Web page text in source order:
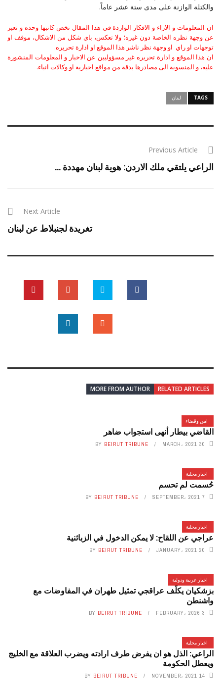
والكتلة الوازنة على مدى ستة عشر عاماً.
ان المعلومات و الاراء و الافكار الواردة في هذا المقال تخص كاتبها وحده و تعبر
عن وجهة نظره الخاصة دون غيره؛ ولا تعكس، باي شكل من الاشكال، موقف او
توجهات او راي او وجهة نظر ناشر هذا الموقع او ادارة تحريره.
ان هذا الموقع و ادارة تحريره غير مسؤوليين عن الاخبار و المعلومات المنشورة
عليه، و المنسوبة الى مصادرها بدقة من مواقع اخبارية او وكالات انباء.
TAGS لبنان
Previous Article
الراعي يلتقي ملك الاردن: هوية لبنان مهددة ...
Next Article
تغريدة لجنبلاط عن لبنان
RELATED ARTICLES
MORE FROM AUTHOR
امن وقضاء
القاضي بيطار أنهى استجواب ضاهر
30 MARCH، 2021 BY BEIRUT TRIBUNE
اخبار محلية
حُسمت لم تحسم
7 SEPTEMBER، 2021 BY BEIRUT TRIBUNE
اخبار محلية
عراجي عن اللقاح: لا يمكن الدخول في الزبائنية
20 JANUARY، 2021 BY BEIRUT TRIBUNE
اخبار عربية ودولية
بزشكيان يكلّف عراقجي تمثيل طهران في المفاوضات مع
واشنطن
3 FEBRUARY، 2026 BY BEIRUT TRIBUNE
اخبار محلية
الراعي: الذل هو ان يفرض طرف ارادته ويضرب العلاقة مع الخليج
ويعطل الحكومة
14 NOVEMBER، 2021 BY BEIRUT TRIBUNE